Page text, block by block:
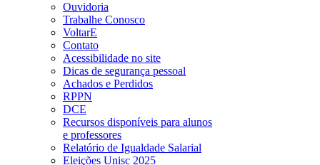
Ouvidoria
Trabalhe Conosco
VoltarE
Contato
Acessibilidade no site
Dicas de segurança pessoal
Achados e Perdidos
RPPN
DCE
Recursos disponíveis para alunos
e professores
Relatório de Igualdade Salarial
Eleições Unisc 2025